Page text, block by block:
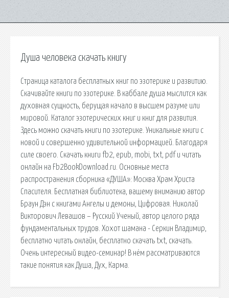
Душа человека скачать книгу
Страница каталога бесплатных книг по эзотерике и развитию.
Скачивайте книги по эзотерике. В каббале душа мыслится как
духовная сущность, берущая начало в высшем разуме или
мировой. Каталог эзотерических книг и книг для развития.
Здесь можно скачать книги по эзотерике. Уникальные книги с
новой и совершенно удивительной информацией. Благодаря
силе своего. Скачать книги fb2, epub, mobi, txt, pdf и читать
онлайн на Fb2BookDownload.ru. Основные места
распространения сборника «ДУША»: Москва Храм Христа
Спасителя. Бесплатная библиотека, вашему вниманию автор
Браун Дэн с книгами Ангелы и демоны, Цифровая. Николай
Викторович Левашов – Русский Ученый, автор целого ряда
фундаментальных трудов. Хохот шамана - Серкин Владимир,
бесплатно читать онлайн, бесплатно скачать txt, скачать.
Очень интересный видео-семинар! В нём рассматриваются
такие понятия как Душа, Дух, Карма.